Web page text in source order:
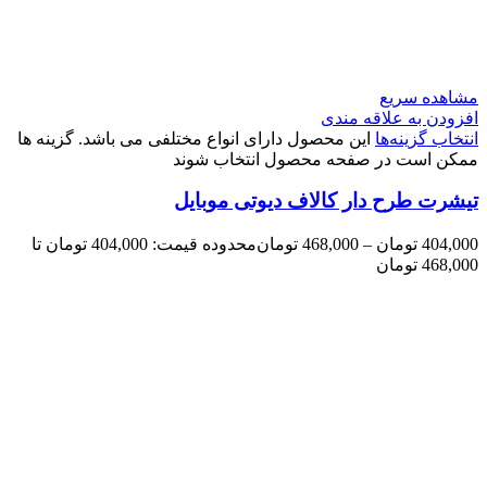
مشاهده سریع
افزودن به علاقه مندی
انتخاب گزینه‌ها این محصول دارای انواع مختلفی می باشد. گزینه ها
ممکن است در صفحه محصول انتخاب شوند
تیشرت طرح دار کالاف دیوتی موبایل
404,000 تومان –
468,000 تومان
محدوده قیمت: 404,000 تومان تا
468,000 تومان